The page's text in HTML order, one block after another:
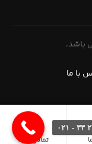
باشد.
با ما
تماس با ما